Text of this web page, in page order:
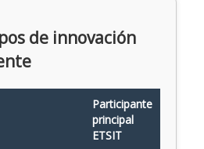
de innovación
Participante
principal
ETSIT